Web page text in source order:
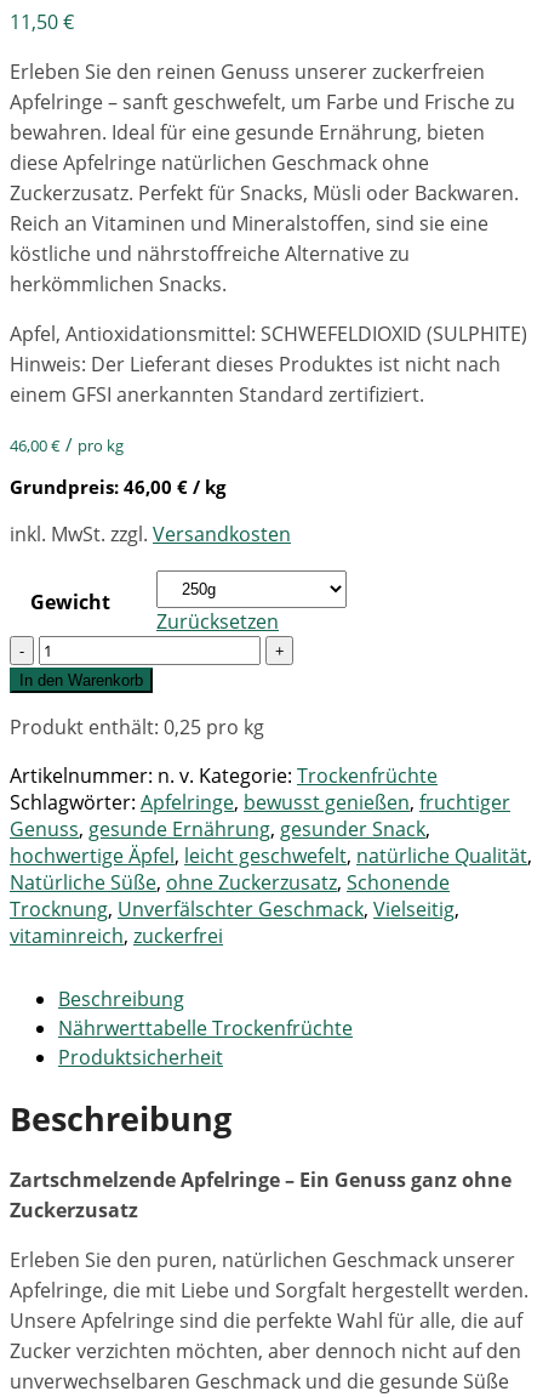
11,50€
Erleben Sie den reinen Genuss unserer zuckerfreien
Apfelringe – sanft geschwefelt, um Farbe und Frische zu
bewahren. Ideal für eine gesunde Ernährung, bieten
diese Apfelringe natürlichen Geschmack ohne
Zuckerzusatz. Perfekt für Snacks, Müsli oder Backwaren.
Reich an Vitaminen und Mineralstoffen, sind sie eine
köstliche und nährstoffreiche Alternative zu
herkömmlichen Snacks.
Apfel, Antioxidationsmittel: SCHWEFELDIOXID (SULPHITE)
Hinweis: Der Lieferant dieses Produktes ist nicht nach
einem GFSI anerkannten Standard zertifiziert.
46,00€ / pro kg
Grundpreis: 46,00 € / kg
inkl. MwSt. zzgl. Versandkosten
Gewicht
Zurücksetzen
Quantity
In den Warenkorb
Produkt enthält: 0,25 pro kg
Artikelnummer: n. v. Kategorie: Trockenfrüchte
Schlagwörter: Apfelringe, bewusst genießen, fruchtiger
Genuss, gesunde Ernährung, gesunder Snack,
hochwertige Äpfel, leicht geschwefelt, natürliche Qualität,
Natürliche Süße, ohne Zuckerzusatz, Schonende
Trocknung, Unverfälschter Geschmack, Vielseitig,
vitaminreich, zuckerfrei
Beschreibung
Nährwerttabelle Trockenfrüchte
Produktsicherheit
Beschreibung
Zartschmelzende Apfelringe – Ein Genuss ganz ohne
Zuckerzusatz
Erleben Sie den puren, natürlichen Geschmack unserer
Apfelringe, die mit Liebe und Sorgfalt hergestellt werden.
Unsere Apfelringe sind die perfekte Wahl für alle, die auf
Zucker verzichten möchten, aber dennoch nicht auf den
unverwechselbaren Geschmack und die gesunde Süße